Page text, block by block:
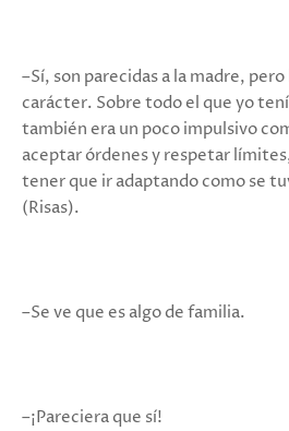
–Sí, son parecidas a la madre,
carácter. Sobre todo el que yo
también era un poco impulsivo
aceptar órdenes y respetar
tener que ir adaptando como se
(Risas).
–Se ve que es algo de familia.
–¡Pareciera que sí!